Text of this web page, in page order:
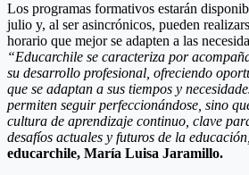
Los programas formativos estarán
julio y, al ser asincrónicos, pueden
horario que mejor se adapten a las
“Educarchile se caracteriza por
su desarrollo profesional, ofreciendo
que se adaptan a sus tiempos y
permiten seguir perfeccionándose, sino
cultura de aprendizaje continuo, clave
desafíos actuales y futuros de la educación,
educarchile, María Luisa Jaramillo.